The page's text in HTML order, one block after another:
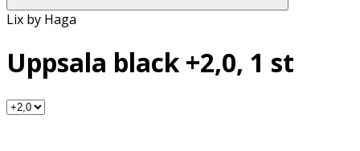
Lix by Haga
Uppsala black +2,0, 1 st